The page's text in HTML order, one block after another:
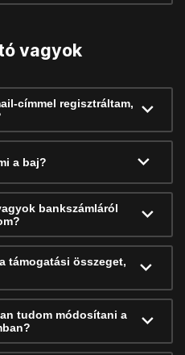
vagyok
címmel regisztráltam,
a baj?
bankszámláról
támogatási összeget,
tudom módosítani a